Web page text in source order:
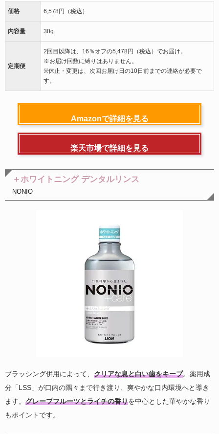
価格 6,578円（税込）
内容量 30g
定期便
2回目以降は、16％オフの5,478円（税込）でお届け。
※お届け回数に縛りはありません。
※休止・変更は、次回お届け日の10日前までの連絡が必要で
す。
Amazonで詳細を見る
楽天市場で詳細を見る
＋ホワイトニング デンタルリンス
NONIO
ブラッシング併用によって、 クリアな息と白い歯をキープ。薬用成
分「LSS」が口内の隅々まで行き渡り、爽やかな口内環境へと導き
ます。 グレープフルーツとライチの香りを中心とした華やかな香り
もポイントです。